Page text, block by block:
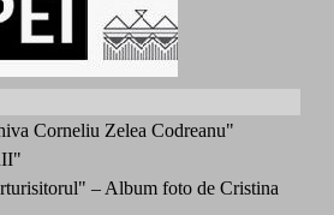
Corneliu Zelea Codreanu"
– Album foto de Cristina